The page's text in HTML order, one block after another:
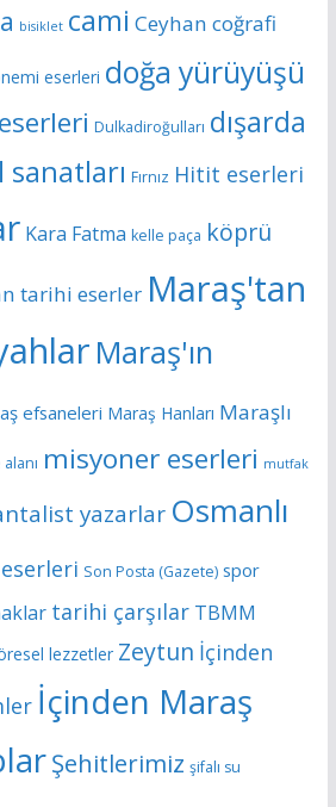
bisiklet cami Ceyhan coğrafi
eserleri doğa yürüyüşü
Dulkadiroğulları dışarda
sanatları Fırnız Hitit eserleri
Kara Fatma kelle paça köprü
tarihi eserler Maraş'tan
Maraş'ın
efsaneleri Maraş Hanları Maraşlı
misyoner eserleri mutfak
yazarlar Osmanlı
Son Posta (Gazete) spor
tarihi çarşılar TBMM
lezzetler Zeytun İçinden
İçinden Maraş
Şehitlerimiz şifalı su